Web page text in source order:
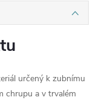
určený k zubnímu
chrupu a v trvalém